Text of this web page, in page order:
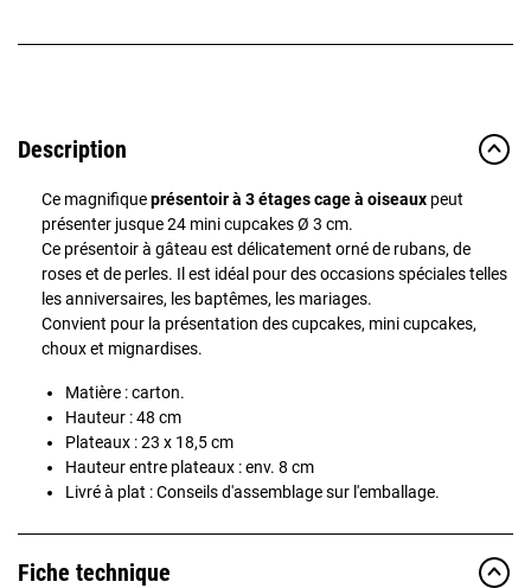
Description
Ce magnifiqueprésentoir à 3 étages cage à oiseaux peut
présenter jusque 24 mini cupcakes Ø 3 cm.
Ce présentoir à gâteau est délicatement orné de rubans, de
roses et de perles. Il est idéal pour des occasions spéciales telles
les anniversaires, les baptêmes, les mariages.
Convient pour la présentation des cupcakes, mini cupcakes,
choux et mignardises.
Matière : carton.
Hauteur : 48 cm
Plateaux : 23 x 18,5 cm
Hauteur entre plateaux : env. 8 cm
Livré à plat : Conseils d'assemblage sur l'emballage.
Fiche technique